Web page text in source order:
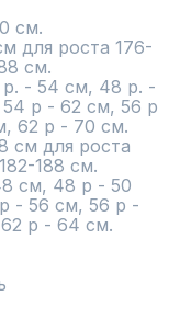
см.
для роста 176-
см.
- 54 см, 48 р. -
р - 62 см, 56 р
62 р - 70 см.
см для роста
188 см.
см, 48 р - 50
- 56 см, 56 р -
р - 64 см.